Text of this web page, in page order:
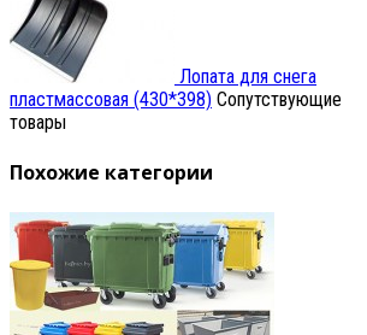
Лопата для снега
пластмассовая (430*398) Сопутствующие
товары
Похожие категории